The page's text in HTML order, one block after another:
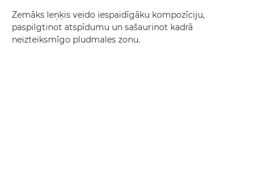
Zemāks leņķis veido iespaidīgāku kompozīciju,
paspilgtinot atspīdumu un sašaurinot kadrā
neizteiksmīgo pludmales zonu.